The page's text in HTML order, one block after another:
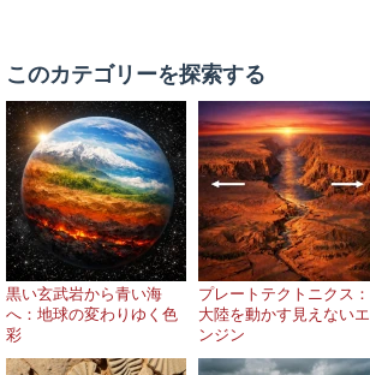
このカテゴリーを探索する
黒い玄武岩から青い海
へ：地球の変わりゆく色
彩
プレートテクトニクス：
大陸を動かす見えないエ
ンジン